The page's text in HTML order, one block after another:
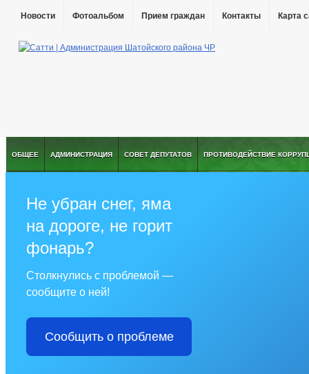
Новости Фотоальбом Прием граждан Контакты Карта
ОБЩЕЕ АДМИНИСТРАЦИЯ СОВЕТ ДЕПУТАТОВ ПРОТИВОДЕЙСТВИЕ
Не убран снег, яма
на дороге, не горит
фонарь?
Столкнулись с проблемой —
сообщите о ней!
Сообщить о проблеме